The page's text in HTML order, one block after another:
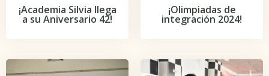
¡Academia Silvia llega
a su Aniversario 42!
¡Olimpiadas de
integración 2024!